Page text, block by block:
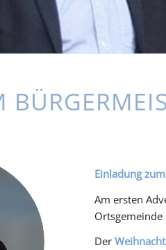
Einladung
Am ersten
Ortsgemeinde
Der